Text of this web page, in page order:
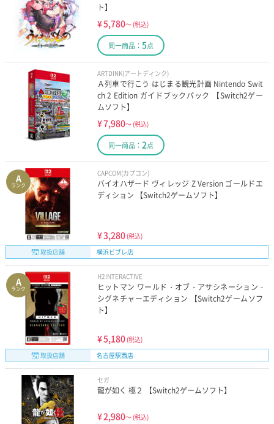
ト】
¥5,780～ (税込)
同一商品： 5点
ARTDINK(アートディンク)
Ａ列車で行こう はじまる観光計画 Nintendo Swit
ch 2 Edition ガイドブックパック 【Switch2ゲー
ムソフト】
¥7,980～ (税込)
同一商品： 2点
A
ランク
CAPCOM(カプコン)
バイオハザード ヴィレッジ Z Version ゴールドエ
ディション 【Switch2ゲームソフト】
¥3,280 (税込)
取扱店舗
横浜ビブレ店
A
ランク
H2INTERACTIVE
ヒットマン ワールド・オブ・アサシネーション -
シグネチャーエディション 【Switch2ゲームソフ
ト】
¥5,180 (税込)
取扱店舗
名古屋駅西店
セガ
龍が如く 極２ 【Switch2ゲームソフト】
¥2,980～ (税込)